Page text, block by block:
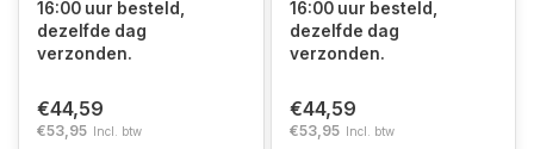
16:00 uur besteld,
dezelfde dag
verzonden.
€44,59
€53,95 Incl. btw
16:00 uur besteld,
dezelfde dag
verzonden.
€44,59
€53,95 Incl. btw